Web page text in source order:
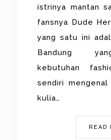
istrinya mantan
fansnya Dude
yang satu ini
Bandung
kebutuhan
sendiri
kulia…
READ